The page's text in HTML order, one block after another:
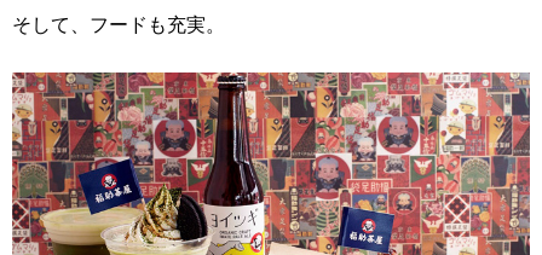
そして、フードも充実。